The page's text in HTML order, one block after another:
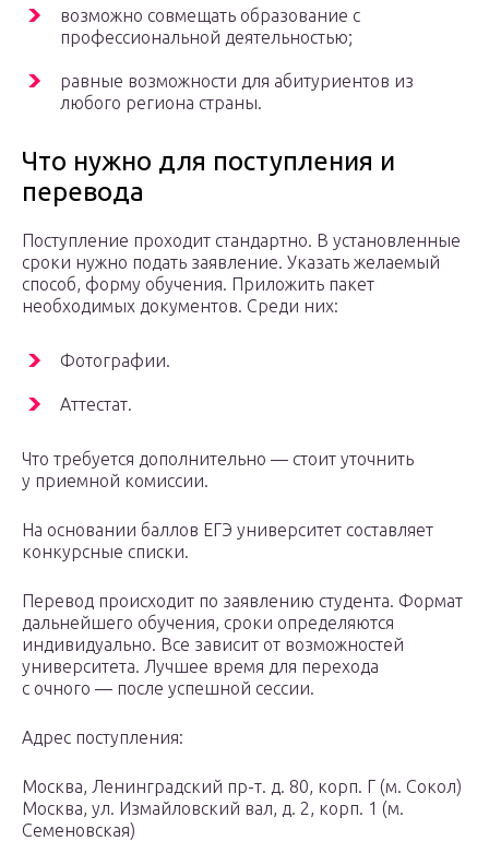
возможно совмещать образование с
профессиональной деятельностью;
равные возможности для абитуриентов из
любого региона страны.
Что нужно для поступления и
перевода
Поступление проходит стандартно. В установленные
сроки нужно подать заявление. Указать желаемый
способ, форму обучения. Приложить пакет
необходимых документов. Среди них:
Фотографии.
Аттестат.
Что требуется дополнительно — стоит уточнить
у приемной комиссии.
На основании баллов ЕГЭ университет составляет
конкурсные списки.
Перевод происходит по заявлению студента. Формат
дальнейшего обучения, сроки определяются
индивидуально. Все зависит от возможностей
университета. Лучшее время для перехода
с очного — после успешной сессии.
Адрес поступления:
Москва, Ленинградский пр-т. д. 80, корп. Г (м. Сокол)
Москва, ул. Измайловский вал, д. 2, корп. 1 (м.
Семеновская)